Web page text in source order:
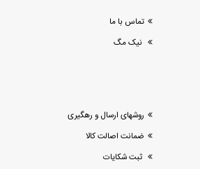
تماس با ما
نیک مگ
روشهای ارسال و رهگیری
ضمانت اصالت کالا
ثبت شکایات